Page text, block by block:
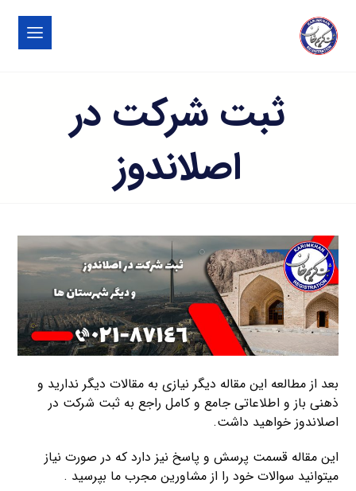
ثبت شرکت در
اصلاندوز
بعد از مطالعه این مقاله دیگر نیازی به مقالات دیگر ندارید و
ذهنی باز و اطلاعاتی جامع و کامل راجع به ثبت شرکت در
اصلاندوز خواهید داشت.
این مقاله قسمت پرسش و پاسخ نیز دارد که در صورت نیاز
میتوانید سوالات خود را از مشاورین مجرب ما بپرسید .